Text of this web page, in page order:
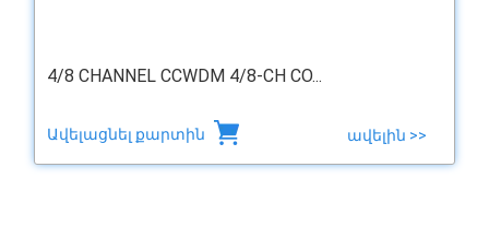
4/8 CHANNEL CCWDM 4/8-CH CO...
Ավելացնել քարտին ավելին >>